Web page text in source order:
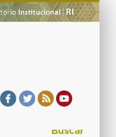
Buscar